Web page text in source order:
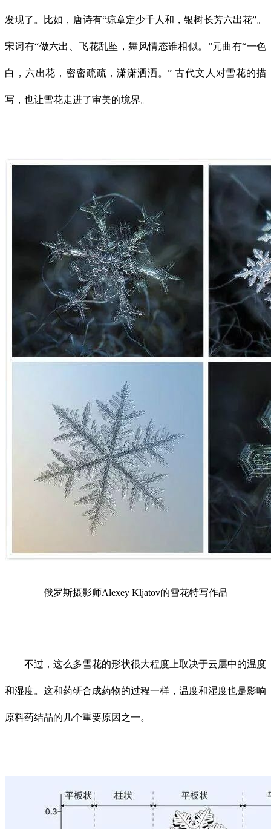
发现了。比如，唐诗有“琼章定少千人和，银树长芳六出花”。
宋词有“做六出、飞花乱坠，舞风情态谁相似。”元曲有“一色
白，六出花，密密疏疏，潇潇洒洒。” 古代文人对雪花的描
写，也让雪花走进了审美的境界。
俄罗斯摄影师Alexey Kljatov的雪花特写作品
不过，这么多雪花的形状很大程度上取决于云层中的温度
和湿度。这和药研合成药物的过程一样，温度和湿度也是影响
原料药结晶的几个重要原因之一。